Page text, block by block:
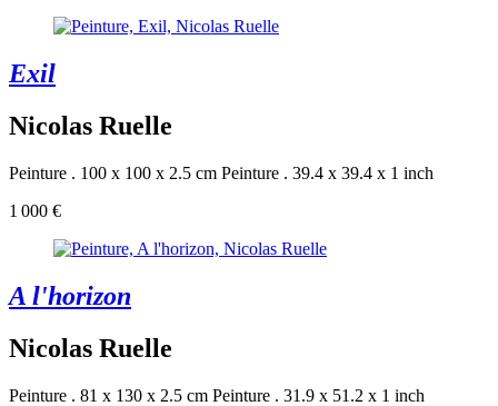
Exil
Nicolas Ruelle
Peinture . 100 x 100 x 2.5 cm Peinture . 39.4 x 39.4 x 1 inch
1 000 €
A l'horizon
Nicolas Ruelle
Peinture . 81 x 130 x 2.5 cm Peinture . 31.9 x 51.2 x 1 inch